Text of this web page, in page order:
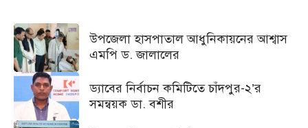
উপজেলা হাসপাতাল আধুনিকায়নের আশ্বাস
এমপি ড. জালালের
ড্যাবের নির্বাচন কমিটিতে চাঁদপুর-২’র
সমন্বয়ক ডা. বশীর